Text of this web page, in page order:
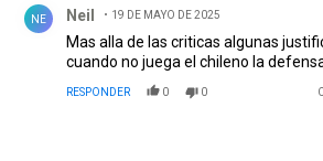
NE Neil 19 DE MAYO DE 2025
Mas alla de las criticas algunas
cuando no juega el chileno la defensa
RESPONDER 0 0